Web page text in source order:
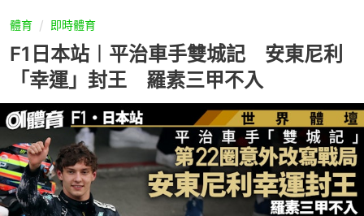
體育 即時體育
F1日本站︱平治車手雙城記 安東尼利
「幸運」封王 羅素三甲不入